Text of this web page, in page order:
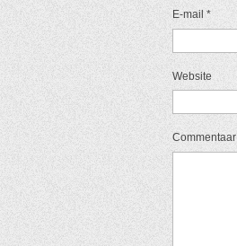
E-mail *
Website
Commentaar